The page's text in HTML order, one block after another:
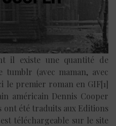
il existe une quantité de
(avec maman, avec
le premier roman en GIF[1]
américain Dennis Cooper
ont été traduits aux Editions
téléchargeable sur le site